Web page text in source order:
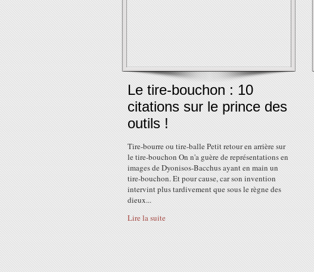
Le tire-bouchon : 10
citations sur le prince des
outils !
Tire-bourre ou tire-balle Petit retour en arrière sur
le tire-bouchon On n'a guère de représentations en
images de Dyonisos-Bacchus ayant en main un
tire-bouchon. Et pour cause, car son invention
intervint plus tardivement que sous le règne des
dieux...
Lire la suite